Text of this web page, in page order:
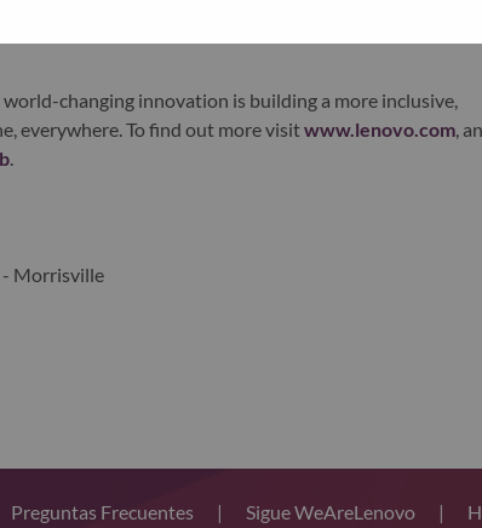
under Lenovo Group Limited (HKSE: 992) (ADR:
changing innovation is building a more inclusive,
everywhere. To find out more visitwww.lenovo.com,
.
- Morrisville
Preguntas Frecuentes | Sigue WeAreLenovo |